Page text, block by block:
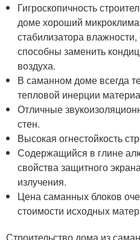
Гигроскопичность
доме хороший
стабилизатора
способны заменить
воздуха.
В саманном доме всегда
тепловой инерции
Отличные
стен.
Высокая огнестойкость
Содержащийся в глине
свойства защитного
излучения.
Цена саманных блоков
стоимости исходных